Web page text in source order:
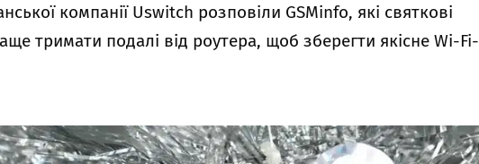
компанії Uswitch розповіли GSMinfo, які святкові
тримати подалі від роутера, щоб зберегти якісне Wi-Fi-